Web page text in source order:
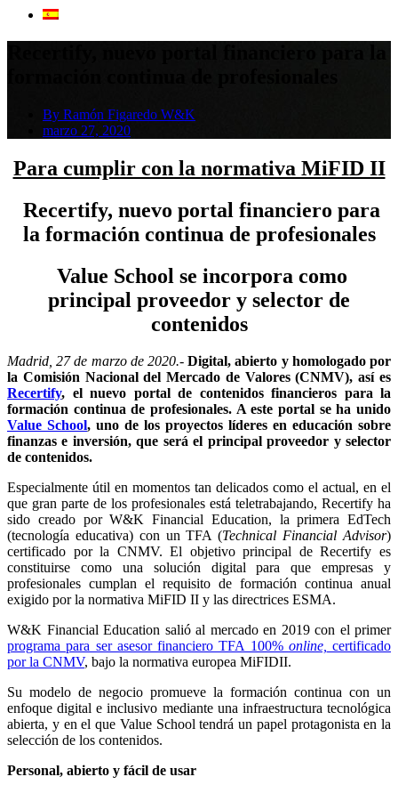
By Ramón Figaredo W&K
marzo 27, 2020
Para cumplir con la normativa MiFID II
Recertify, nuevo portal financiero para
la formación continua de profesionales
Value School se incorpora como
principal proveedor y selector de
contenidos
Madrid, 27 de marzo de 2020.- Digital, abierto y homologado por
la Comisión Nacional del Mercado de Valores (CNMV), así es
Recertify, el nuevo portal de contenidos financieros para la
formación continua de profesionales. A este portal se ha unido
Value School, uno de los proyectos líderes en educación sobre
finanzas e inversión, que será el principal proveedor y selector
de contenidos.
Especialmente útil en momentos tan delicados como el actual, en el
que gran parte de los profesionales está teletrabajando, Recertify ha
sido creado por W&K Financial Education, la primera EdTech
(tecnología educativa) con un TFA (Technical Financial Advisor)
certificado por la CNMV. El objetivo principal de Recertify es
constituirse como una solución digital para que empresas y
profesionales cumplan el requisito de formación continua anual
exigido por la normativa MiFID II y las directrices ESMA.
W&K Financial Education salió al mercado en 2019 con el primer
programa para ser asesor financiero TFA 100% online, certificado
por la CNMV, bajo la normativa europea MiFIDII.
Su modelo de negocio promueve la formación continua con un
enfoque digital e inclusivo mediante una infraestructura tecnológica
abierta, y en el que Value School tendrá un papel protagonista en la
selección de los contenidos.
Personal, abierto y fácil de usar